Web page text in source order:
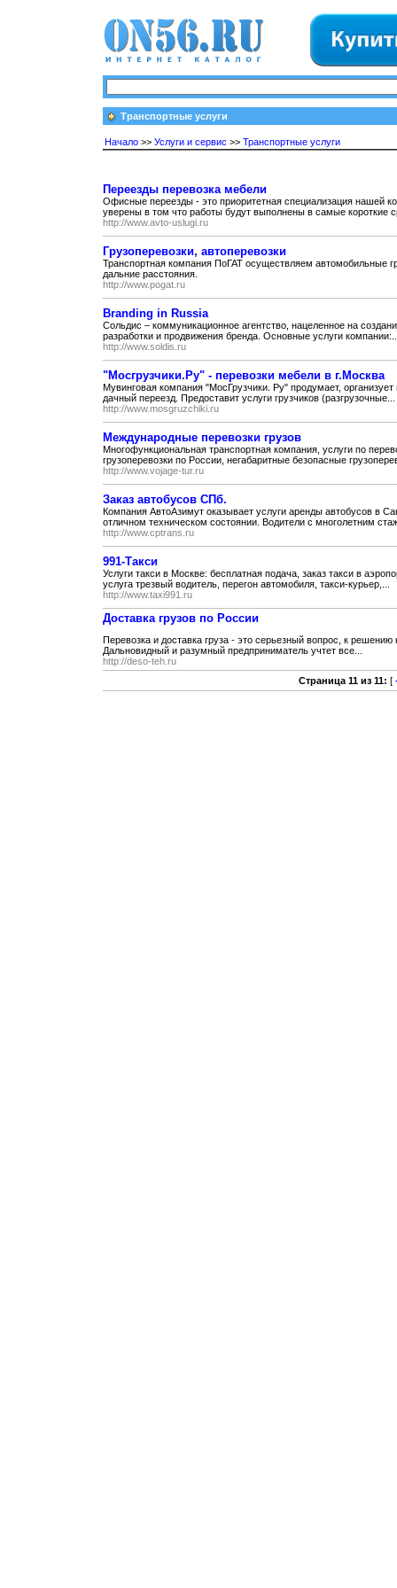
Транспортные услуги
Начало >> Услуги и сервис >> Транспортные услуги
Переезды перевозка мебели
Oфисные переезды - это приоритетная специализация нашей
уверены в том что работы будут выполнены в самые короткие
http://www.avto-uslugi.ru
Грузоперевозки, автоперевозки
Транспортная компания ПоГАТ осуществляем автомобильные
дальние расстояния.
http://www.pogat.ru
Branding in Russia
Сольдис – коммуникационное агентство, нацеленное на
разработки и продвижения бренда. Основные услуги
http://www.soldis.ru
"Мосгрузчики.Ру" - перевозки мебели в г.Москва
Мувинговая компания "МосГрузчики. Ру" продумает,
дачный переезд. Предоставит услуги грузчиков (разгрузочные...
http://www.mosgruzchiki.ru
Международные перевозки грузов
Многофункциональная транспортная компания, услуги по
грузоперевозки по России, негабаритные безопасные
http://www.vojage-tur.ru
Заказ автобусов СПб.
Компания АвтоАзимут оказывает услуги аренды автобусов в
отличном техническом состоянии. Водители с многолетним
http://www.cptrans.ru
991-Такси
Услуги такси в Москве: бесплатная подача, заказ такси в
услуга трезвый водитель, перегон автомобиля, такси-курьер,...
http://www.taxi991.ru
Доставка грузов по России
Перевозка и доставка груза - это серьезный вопрос, к
Дальновидный и разумный предприниматель учтет все...
http://deso-teh.ru
Страница 11 из 11: [